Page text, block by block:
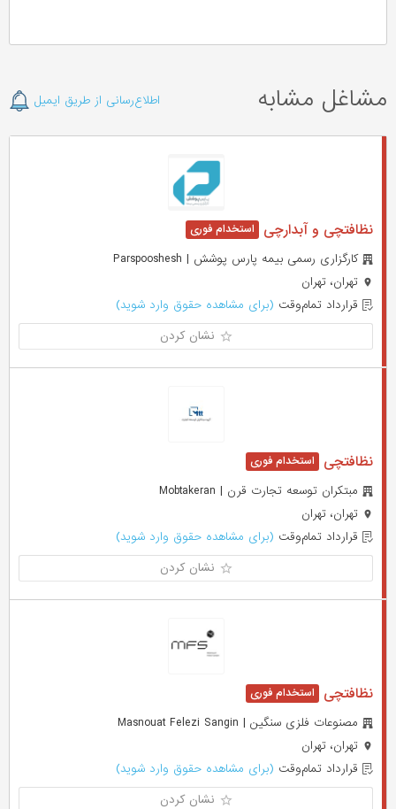
مشاغل مشابه اطلاع‌رسانی از طریق ایمیل
نظافتچی و آبدارچی
کارگزاری رسمی بیمه پارس پوشش | Parspooshesh
تهران، تهران
قرارداد تمام‌وقت (برای مشاهده حقوق وارد شوید)
نشان کردن
نظافتچی
مبتکران توسعه تجارت قرن | Mobtakeran
تهران، تهران
قرارداد تمام‌وقت (برای مشاهده حقوق وارد شوید)
نشان کردن
نظافتچی
مصنوعات فلزی سنگین | Masnouat Felezi Sangin
تهران، تهران
قرارداد تمام‌وقت (برای مشاهده حقوق وارد شوید)
نشان کردن